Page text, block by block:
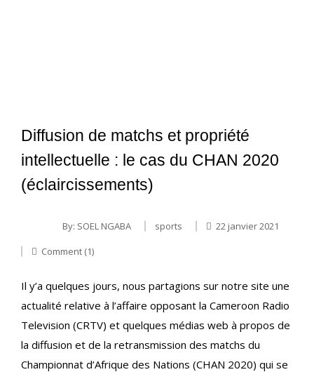
Diffusion de matchs et propriété
intellectuelle : le cas du CHAN 2020
(éclaircissements)
By: SOEL NGABA sports
22 janvier 2021
Comment (1)
Il y’a quelques jours, nous partagions sur notre site une
actualité relative à l’affaire opposant la Cameroon Radio
Television (CRTV) et quelques médias web à propos de
la diffusion et de la retransmission des matchs du
Championnat d’Afrique des Nations (CHAN 2020) qui se